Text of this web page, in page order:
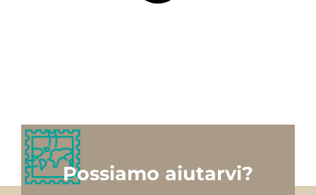
Possiamo aiutarvi?